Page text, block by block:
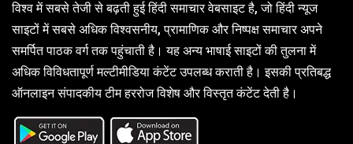
विश्व में सबसे तेजी से बढ़ती हुई हिंदी समाचार वेबसाइट है, जो हिंदी न्यूज
साइटों में सबसे अधिक विश्वसनीय, प्रामाणिक और निष्पक्ष समाचार अपने
समर्पित पाठक वर्ग तक पहुंचाती है। यह अन्य भाषाई साइटों की तुलना में
अधिक विविधतापूर्ण मल्टीमीडिया कंटेंट उपलब्ध कराती है। इसकी प्रतिबद्ध
ऑनलाइन संपादकीय टीम हररोज विशेष और विस्तृत कंटेंट देती है।